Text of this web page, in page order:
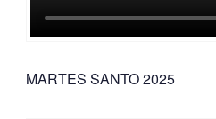
MARTES SANTO 2025